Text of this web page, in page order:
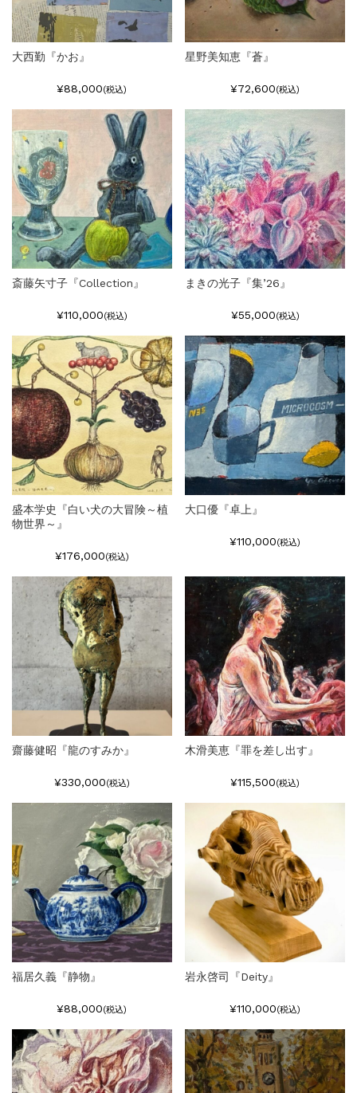
大西勤『かお』
¥88,000(税込)
星野美知恵『蒼』
¥72,600(税込)
斎藤矢寸子『Collection』
¥110,000(税込)
まきの光子『集’26』
¥55,000(税込)
盛本学史『白い犬の大冒険～植
物世界～』
¥176,000(税込)
大口優『卓上』
¥110,000(税込)
齋藤健昭『龍のすみか』
¥330,000(税込)
木滑美恵『罪を差し出す』
¥115,500(税込)
福居久義『静物』
¥88,000(税込)
岩永啓司『Deity』
¥110,000(税込)